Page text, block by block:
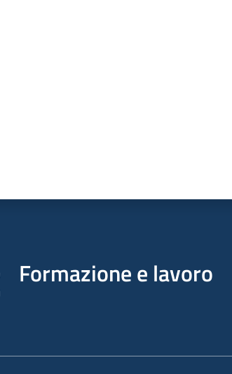
Formazione e lavoro